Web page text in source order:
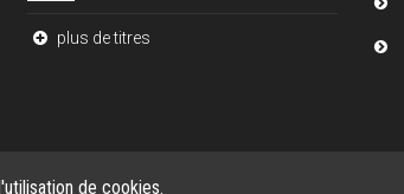
de cookies.
plus de titres